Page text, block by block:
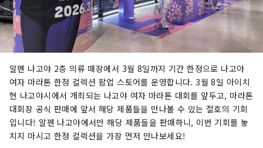
알펜 나고야 2층 의류 매장에서 3월 8일까지 기간 한정으로 나고야
여자 마라톤 한정 컬렉션 팝업 스토어를 운영합니다. 3월 8일 아이치
현 나고야시에서 개최되는 나고야 여자 마라톤 대회를 앞두고, 마라톤
대회장 공식 판매에 앞서 해당 제품들을 만나볼 수 있는 절호의 기회
입니다! 알펜 나고야에서만 해당 제품들을 판매하니, 이번 기회를 놓
치지 마시고 한정 컬렉션을 가장 먼저 만나보세요!